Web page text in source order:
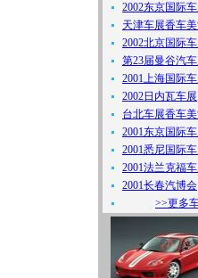
2002东京国际
天津车展香车
2002北京国际
第23届曼谷汽
2001上海国际
2002日内瓦车展
台北车展香车
2001东京国际
2001悉尼国际
2001法兰克福
2001长春汽博会
>>更多